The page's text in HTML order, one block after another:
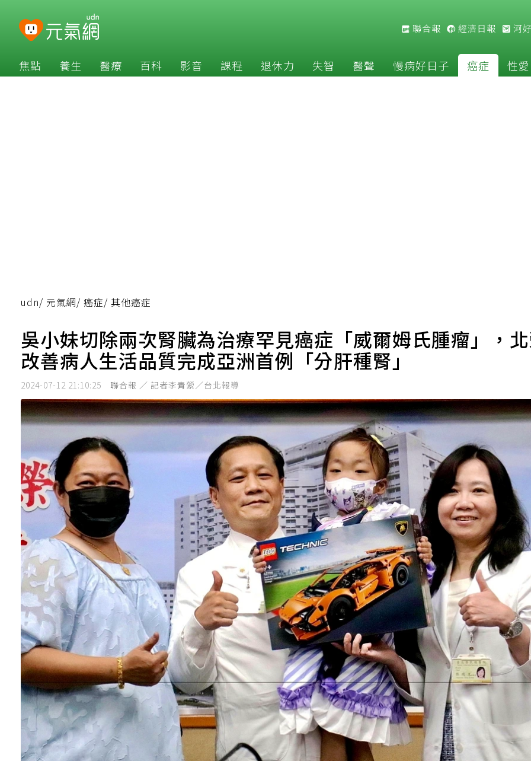
聯合報 經濟日報 河
焦點 養生 醫療 百科 影音 課程 退休力 失智 醫聲 慢病好日子 癌症 性愛
udn/ 元氣網/ 癌症/ 其他癌症
吳小妹切除兩次腎臟為治療罕見癌症「威爾姆氏腫瘤」，
改善病人生活品質完成亞洲首例「分肝種腎」
2024-07-12 21:10:25 聯合報 ／ 記者李青縈／台北報導